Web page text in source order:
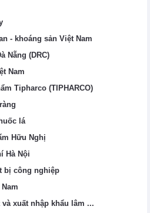
- khoáng sản Việt Nam
Nẵng (DRC)
Nam
Tipharco (TIPHARCO)
lá
Hữu Nghị
Hà Nội
bị công nghiệp
xuất nhập khẩu lâm ...